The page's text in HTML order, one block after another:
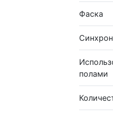
Фаска
полами